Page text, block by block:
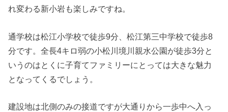
れ変わる新小岩も楽しみですね。
通学校は松江小学校で徒歩9分、松江第三中学校で徒歩8
分です。全長4キロ弱の小松川境川親水公園が徒歩3分と
いうのはとくに子育てファミリーにとっては大きな魅力
となってくるでしょう。
建設地は北側のみの接道ですが大通りから一歩中へ入っ